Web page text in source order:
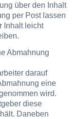
über den Inhalt
per Post lassen
Inhalt leicht
Abmahnung
darauf
eine
wird.
diese
Daneben